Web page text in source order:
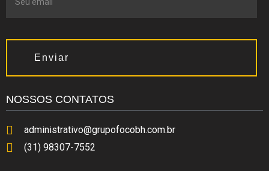
Enviar
NOSSOS CONTATOS
administrativo@grupofocobh.com.br
(31) 98307-7552